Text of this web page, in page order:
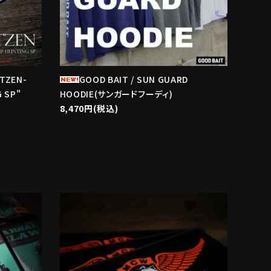
SP"
GOOD BAIT / SUN GUARD
HOODIE(サンガードフーディ)
8,470円(税込)